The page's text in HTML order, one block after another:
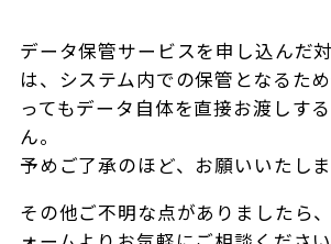
データ保管サービスを申し込んだ
は、システム内での保管となるた
ってもデータ自体を直接お渡しす
ん。
予めご了承のほど、お願いいたしま
その他ご不明な点がありましたら